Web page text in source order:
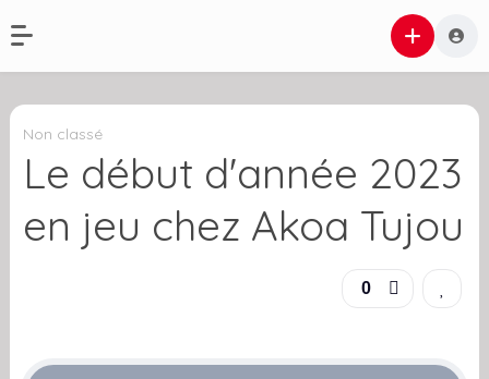
Non classé
Le début d'année 2023
en jeu chez Akoa Tujou
0